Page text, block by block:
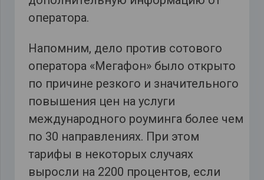
оператора.
Напомним, дело против сотового
оператора «Мегафон» было открыто
по причине резкого и значительного
повышения цен на услуги
международного роуминга более чем
по 30 направлениях. При этом
тарифы в некоторых случаях
выросли на 2200 процентов, если